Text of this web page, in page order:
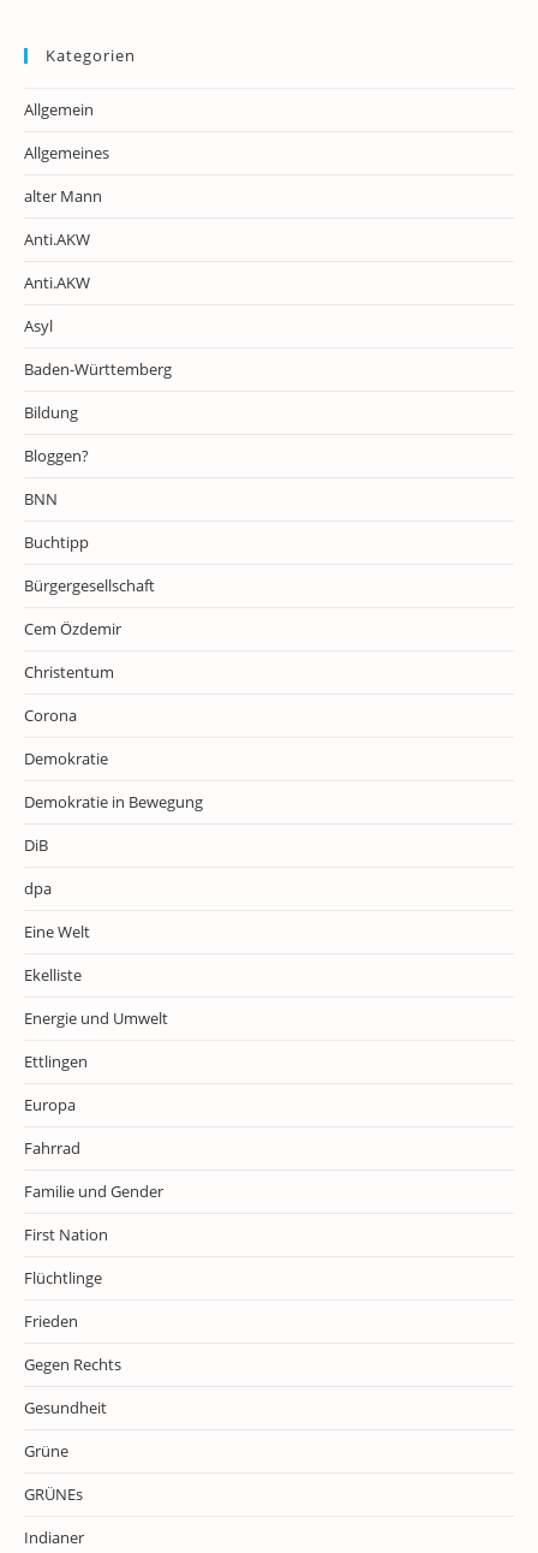
Kategorien
Allgemein
Allgemeines
alter Mann
Anti.AKW
Anti.AKW
Asyl
Baden-Württemberg
Bildung
Bloggen?
BNN
Buchtipp
Bürgergesellschaft
Cem Özdemir
Christentum
Corona
Demokratie
Demokratie in Bewegung
DiB
dpa
Eine Welt
Ekelliste
Energie und Umwelt
Ettlingen
Europa
Fahrrad
Familie und Gender
First Nation
Flüchtlinge
Frieden
Gegen Rechts
Gesundheit
Grüne
GRÜNEs
Indianer